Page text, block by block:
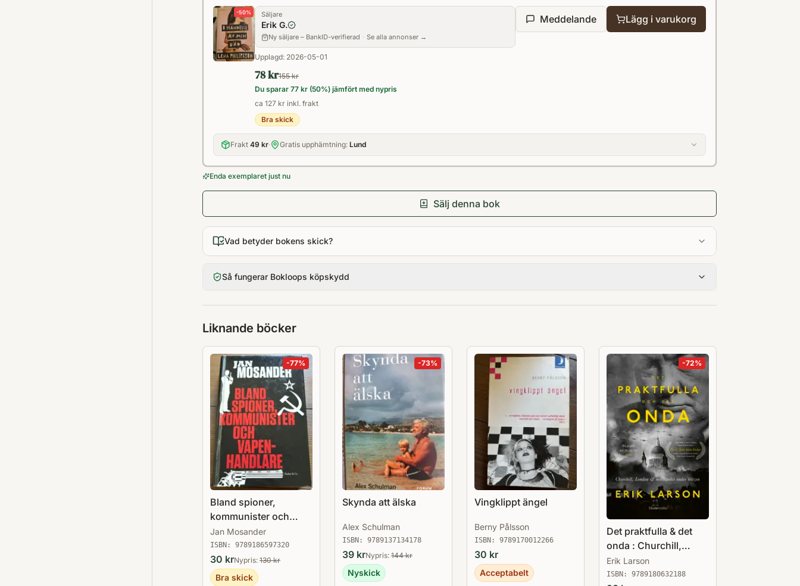
Kategori
Format
Inbunden
-50% Säljare
Erik G.
Ny säljare – BankID-verifierad · Se alla annonser →
Upplagd: 2026-05-01
78 kr155 kr
Du sparar 77 kr (50%) jämfört med nypris
ca 127 kr inkl. frakt
Bra skick
Meddelande Lägg i varukorg
Frakt 49 kr· Gratis upphämtning: Lund
Enda exemplaret just nu
Sälj denna bok
Vad betyder bokens skick?
Så fungerar Bokloops köpskydd
Liknande böcker
-77%
Bland spioner,
kommunister och
vapenhandlare
Jan Mosander
ISBN: 9789186597320
30 krNypris: 130kr
Bra skick
-73%
Skynda att älska
Alex Schulman
ISBN: 9789137134178
39 krNypris: 144kr
Nyskick
Vingklippt ängel
Berny Pålsson
ISBN: 9789170012266
30 kr
Acceptabelt
-72%
Det praktfulla & det
onda : Churchill,
London & motståndet
under Blitzen
Erik Larson
ISBN: 9789180632188